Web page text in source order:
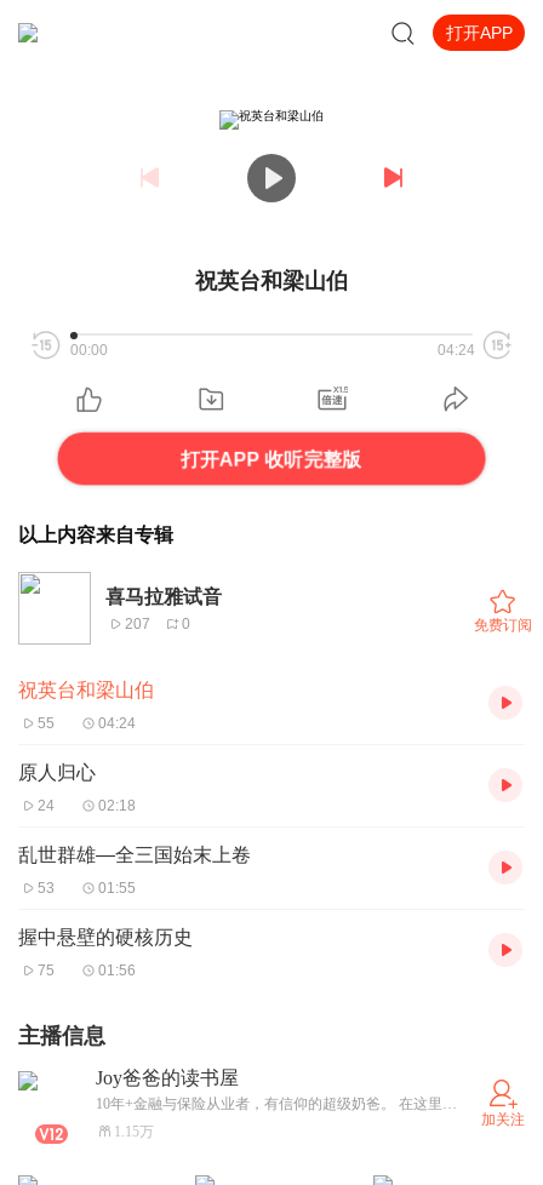
打开APP
祝英台和梁山伯
00:00 04:24
打开APP 收听完整版
以上内容来自专辑
喜马拉雅试音
207 0 免费订阅
祝英台和梁山伯
55 04:24
原人归心
24 02:18
乱世群雄—全三国始末上卷
53 01:55
握中悬壁的硬核历史
75 01:56
主播信息
Joy爸爸的读书屋
10年+金融与保险从业者，有信仰的超级奶爸。 在这里，用真理的智慧讲透理财与保险， 用父亲的温柔守护家庭与成长。 不炒不赌、不焦虑、不割韭菜， 只做你身边靠谱、安心、有温度的家庭资产管家。 陪你一起：守好钱，顾好家，走正路。
1.15万
加关注